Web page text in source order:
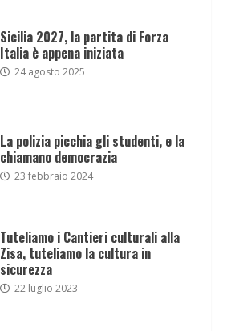
Sicilia 2027, la partita di Forza
Italia è appena iniziata
24 agosto 2025
La polizia picchia gli studenti, e la
chiamano democrazia
23 febbraio 2024
Tuteliamo i Cantieri culturali alla
Zisa, tuteliamo la cultura in
sicurezza
22 luglio 2023